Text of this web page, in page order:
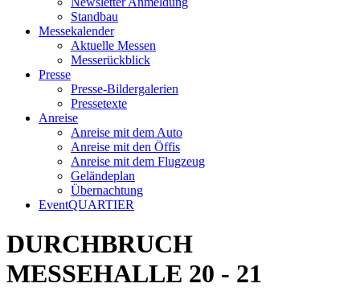
Standbau
Messekalender
Aktuelle Messen
Messerückblick
Presse
Presse-Bildergalerien
Pressetexte
Anreise
Anreise mit dem Auto
Anreise mit den Öffis
Anreise mit dem Flugzeug
Geländeplan
Übernachtung
EventQUARTIER
DURCHBRUCH
MESSEHALLE 20 - 21